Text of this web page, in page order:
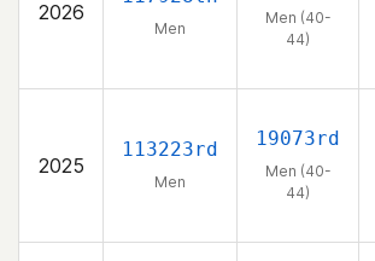
2026
Men
Men (40-
44)
2025
113223rd
Men
19073rd
Men (40-
44)